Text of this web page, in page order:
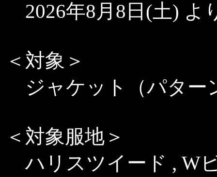
2026年8月8日(土) よ
＜対象＞
ジャケット（パター
＜対象服地＞
ハリスツイード , W